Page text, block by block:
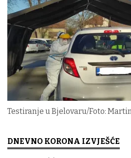
Testiranje u Bjelovaru/Foto:
DNEVNO KORONA IZVJEŠĆE